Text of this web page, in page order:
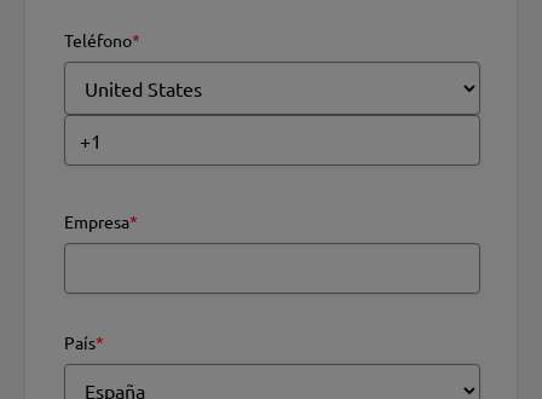
Teléfono*
Empresa*
País*